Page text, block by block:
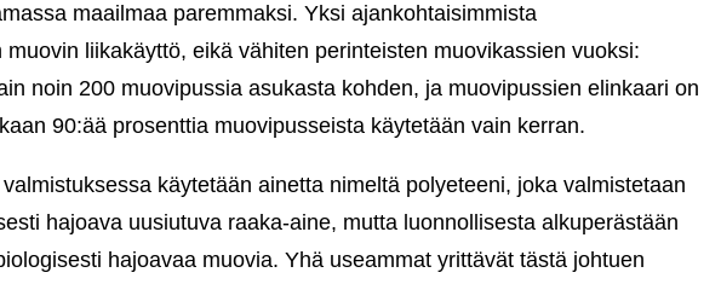
maailmaa paremmaksi. Yksi ajankohtaisimmista
liikakäyttö, eikä vähiten perinteisten muovikassien vuoksi:
noin 200 muovipussia asukasta kohden, ja muovipussien elinkaari on
90:ää prosenttia muovipusseista käytetään vain kerran.
käytetään ainetta nimeltä polyeteeni, joka valmistetaan
hajoava uusiutuva raaka-aine, mutta luonnollisesta alkuperästään
hajoavaa muovia. Yhä useammat yrittävät tästä johtuen